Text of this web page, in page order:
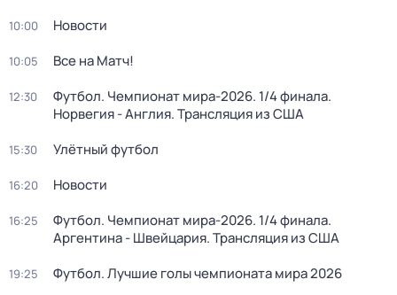
10:00 Новости
10:05 Все на Матч!
12:30
Футбол. Чемпионат мира-2026. 1/4 финала.
Норвегия - Англия. Трансляция из США
15:30 Улётный футбол
16:20 Новости
16:25
Футбол. Чемпионат мира-2026. 1/4 финала.
Аргентина - Швейцария. Трансляция из США
19:25 Футбол. Лучшие голы чемпионата мира 2026